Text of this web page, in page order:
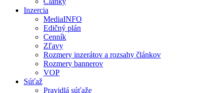
Inzercia
MediaINFO
Edičný plán
Cenník
Zľavy
Rozmery inzerátov a rozsahy článkov
Rozmery bannerov
VOP
Súťaž
Pravidlá súťaže